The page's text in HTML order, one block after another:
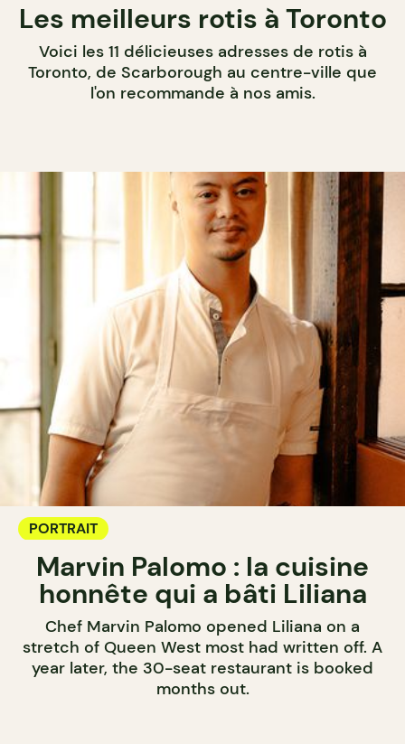
Les meilleurs rotis à Toronto
Voici les 11 délicieuses adresses de rotis à
Toronto, de Scarborough au centre-ville que
l'on recommande à nos amis.
PORTRAIT
Marvin Palomo : la cuisine
honnête qui a bâti Liliana
Chef Marvin Palomo opened Liliana on a
stretch of Queen West most had written off. A
year later, the 30-seat restaurant is booked
months out.